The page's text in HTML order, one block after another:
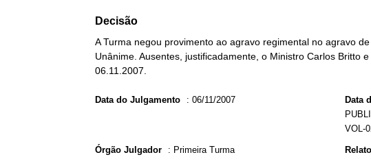
Decisão
A Turma negou provimento ao agravo regimental no agravo
Unânime. Ausentes, justificadamente, o Ministro Carlos Britto
06.11.2007.
Data do Julgamento : 06/11/2007 Data
VOL-
Órgão Julgador : Primeira Turma